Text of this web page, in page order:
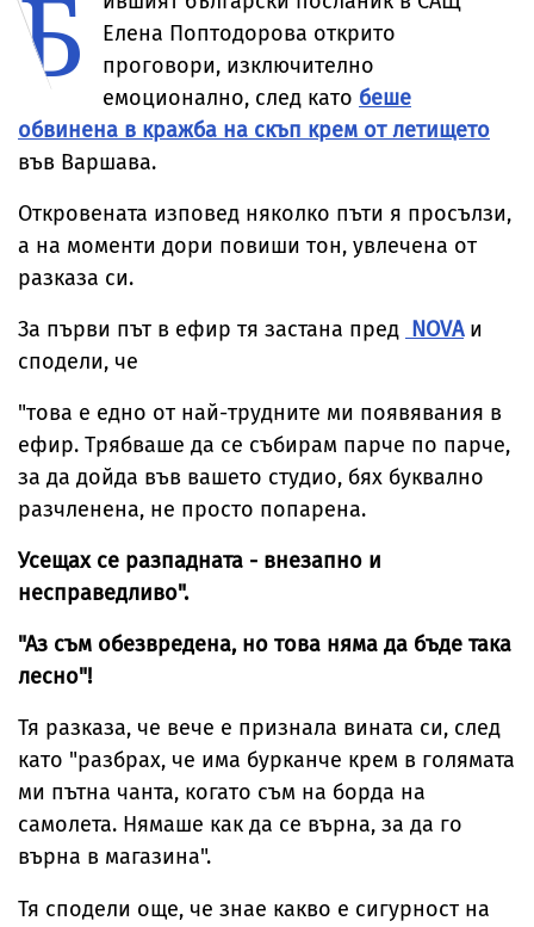
събота
Б
Елена Поптодорова открито
проговори, изключително
емоционално, след като беше
обвинена в кражба на скъп крем от летището
във Варшава.
Откровената изповед няколко пъти я просълзи,
а на моменти дори повиши тон, увлечена от
разказа си.
За първи път в ефир тя застана пред NOVAи
сподели, че
"това е едно от най-трудните ми появявания в
ефир. Трябваше да се събирам парче по парче,
за да дойда във вашето студио, бях буквално
разчленена, не просто попарена.
Усещах се разпадната - внезапно и
несправедливо".
"Аз съм обезвредена, но това няма да бъде така
лесно"!
Тя разказа, че вече е признала вината си, след
като "разбрах, че има бурканче крем в голямата
ми пътна чанта, когато съм на борда на
самолета. Нямаше как да се върна, за да го
върна в магазина".
Тя сподели още, че знае какво е сигурност на